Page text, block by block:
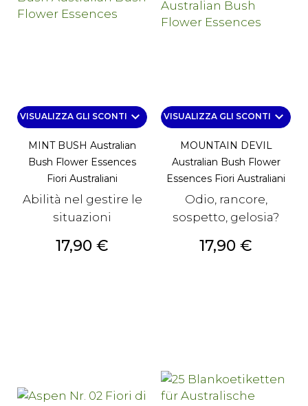
VISUALIZZA GLI SCONTI keyboard_arrow_down
MINT BUSH Australian
Bush Flower Essences
Fiori Australiani
Abilità nel gestire le
situazioni
Prezzo
17,90 €
VISUALIZZA GLI SCONTI keyboard_arrow_down
MOUNTAIN DEVIL
Australian Bush Flower
Essences Fiori Australiani
Odio, rancore,
sospetto, gelosia?
Prezzo
17,90 €